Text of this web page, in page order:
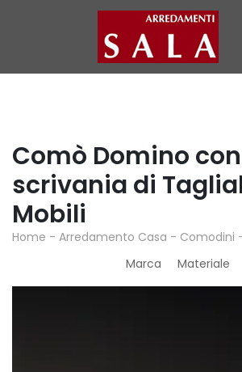
Comò Domino con
scrivania di
Mobili
Home - Arredamento Casa - Comodini
Marca
Materiale